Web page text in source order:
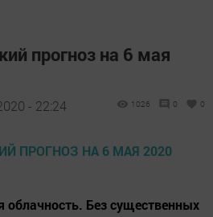
прогноз на 6 мая
- 22:24 1026 0 0
облачность. Без существенных